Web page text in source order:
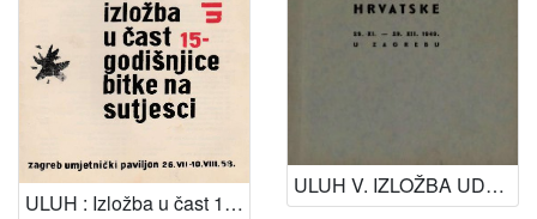
ULUH : Izložba u čast 15-godišnjice bitke na Sutjesci
ULUH V. IZLOŽBA UDRUŽENJA LIKOVNIH UMJETNIKA HRVATSKE